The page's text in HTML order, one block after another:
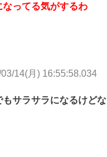
なってる気がするわ
14(月) 16:55:58.034
もサラサラになるけどな